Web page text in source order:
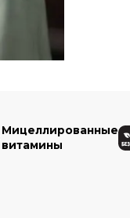
Мицеллированные
витамины